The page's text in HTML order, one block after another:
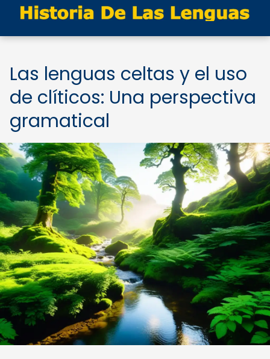
Las lenguas celtas y el uso
de clíticos: Una perspectiva
gramatical